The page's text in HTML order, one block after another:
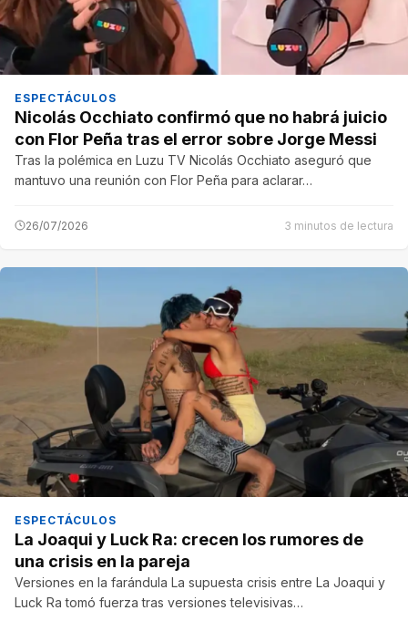
ESPECTÁCULOS
Nicolás Occhiato confirmó que no habrá juicio
con Flor Peña tras el error sobre Jorge Messi
Tras la polémica en Luzu TV Nicolás Occhiato aseguró que
mantuvo una reunión con Flor Peña para aclarar…
26/07/2026 3 minutos de lectura
ESPECTÁCULOS
La Joaqui y Luck Ra: crecen los rumores de
una crisis en la pareja
Versiones en la farándula La supuesta crisis entre La Joaqui y
Luck Ra tomó fuerza tras versiones televisivas…